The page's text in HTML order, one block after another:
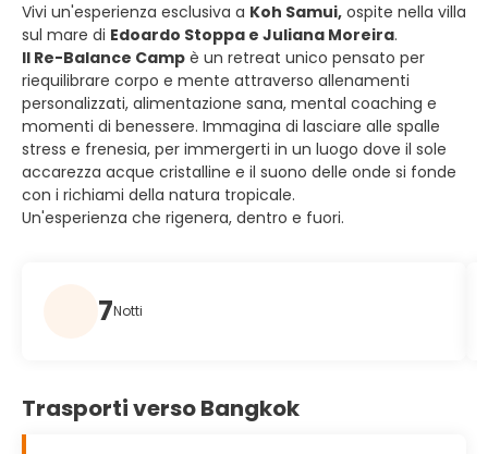
Vivi un'esperienza esclusiva a Koh Samui, ospite nella villa
sul mare di Edoardo Stoppa e Juliana Moreira.
Il Re-Balance Camp è un retreat unico pensato per
riequilibrare corpo e mente attraverso allenamenti
personalizzati, alimentazione sana, mental coaching e
momenti di benessere. Immagina di lasciare alle spalle
stress e frenesia, per immergerti in un luogo dove il sole
accarezza acque cristalline e il suono delle onde si fonde
con i richiami della natura tropicale.
Un'esperienza che rigenera, dentro e fuori.
7Notti
Trasporti verso Bangkok